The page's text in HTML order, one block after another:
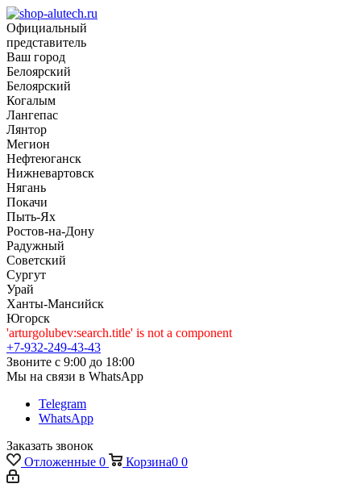
Официальный
представитель
Ваш город
Белоярский
Белоярский
Когалым
Лангепас
Лянтор
Мегион
Нефтеюганск
Нижневартовск
Нягань
Покачи
Пыть-Ях
Рoстов-на-Дону
Радужный
Советский
Сургут
Урай
Ханты-Мансийск
Югорск
'arturgolubev:search.title' is not a component
+7-932-249-43-43
Звоните с 9:00 до 18:00
Мы на связи в WhatsApp
Telegram
WhatsApp
Заказать звонок
Отложенные 0 Корзина0 0